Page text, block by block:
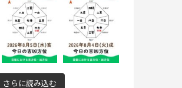
さらに読み込む